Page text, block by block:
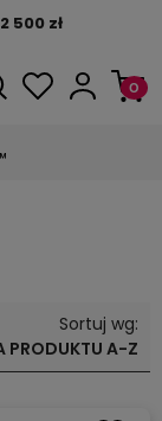
500 zł
Sortuj wg:
PRODUKTU A-Z